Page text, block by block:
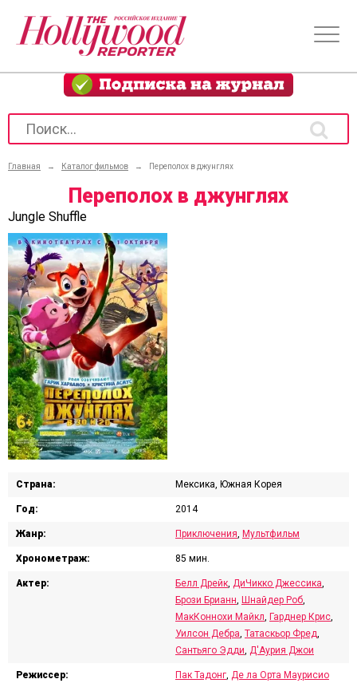
Главная → Каталог фильмов → Переполох в джунглях
Переполох в джунглях
Jungle Shuffle
Страна: Мексика, Южная Корея
Год: 2014
Жанр: Приключения Мультфильм
Хронометраж: 85 мин.
Актер: Белл Дрейк ДиЧикко Джессика
Брози Брианн Шнайдер Роб
МакКоннохи Майкл Гарднер Крис
Уилсон Дебра Татаскьор Фред
Сантьяго Эдди Д'Аурия Джои
Режиссер: Пак Тадонг Де ла Орта Маурисио